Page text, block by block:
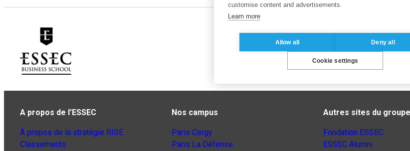
A propos de l’ESSEC
À propos de la stratégie RISE
Classements
Nos campus
Paris Cergy
Paris La Défense
Autres sites du groupe
Fondation ESSEC
ESSEC Alumni
customise content and advertisements.
Learn more
Allow all Deny all
Cookie settings